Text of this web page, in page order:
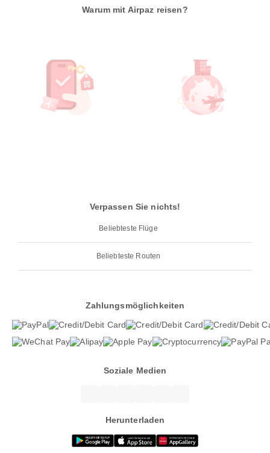
Warum mit Airpaz reisen?
Verpassen Sie nichts!
Beliebteste Flüge
Beliebteste Routen
Zahlungsmöglichkeiten
Soziale Medien
Herunterladen